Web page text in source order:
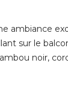
ambiance
sur le
noir,